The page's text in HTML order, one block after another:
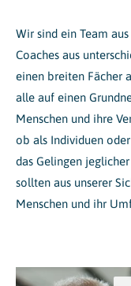
Wir sind ein Team
Coaches aus
einen breiten Fächer
alle auf einen
Menschen und ihre
ob als Individuen
das Gelingen
sollten aus unserer
Menschen und ihr